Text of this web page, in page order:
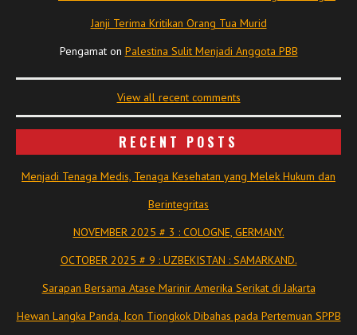
Janji Terima Kritikan Orang Tua Murid
Pengamaton Palestina Sulit Menjadi Anggota PBB
View all recent comments
RECENT POSTS
Menjadi Tenaga Medis, Tenaga Kesehatan yang Melek Hukum dan
Berintegritas
NOVEMBER 2025 # 3 : COLOGNE, GERMANY.
OCTOBER 2025 # 9 : UZBEKISTAN : SAMARKAND.
Sarapan Bersama Atase Marinir Amerika Serikat di Jakarta
Hewan Langka Panda, Icon Tiongkok Dibahas pada Pertemuan SPPB